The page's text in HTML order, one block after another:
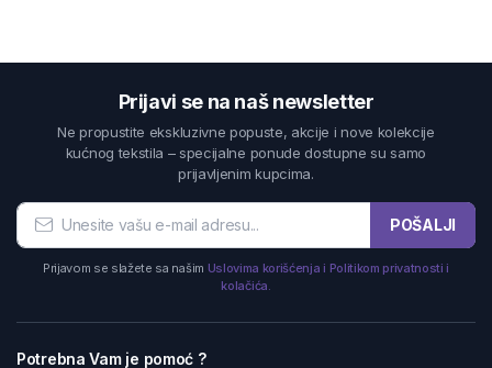
Prijavi se na naš newsletter
Ne propustite ekskluzivne popuste, akcije i nove kolekcije
kućnog tekstila – specijalne ponude dostupne su samo
prijavljenim kupcima.
POŠALJI
Prijavom se slažete sa našim Uslovima korišćenja i Politikom privatnosti i
kolačića.
Potrebna Vam je pomoć ?